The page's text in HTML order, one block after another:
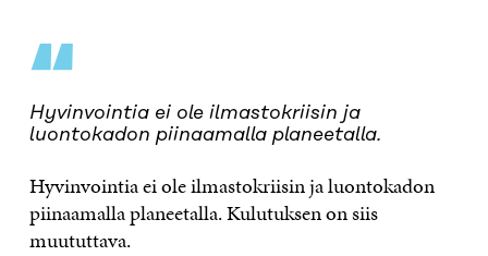
“
Hyvinvointia ei ole ilmastokriisin ja
luontokadon piinaamalla planeetalla.
Hyvinvointia ei ole ilmastokriisin ja luontokadon
piinaamalla planeetalla. Kulutuksen on siis
muututtava.